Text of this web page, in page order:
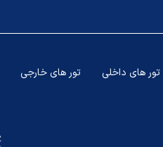
تور های داخلی تور های خارجی